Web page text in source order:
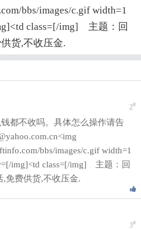
bbs/images/c.gif width=1
class=[/img] 主题：回
货,不收压金.
2#
都不收吗。具体怎么操作请告
bbs/images/c.gif width=1
img]<td class=[/img] 主题：回
免费供货,不收压金.
3#